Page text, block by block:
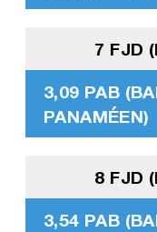
7 FJD
3,09 PAB
PANAMÉEN)
8 FJD
3,54 PAB